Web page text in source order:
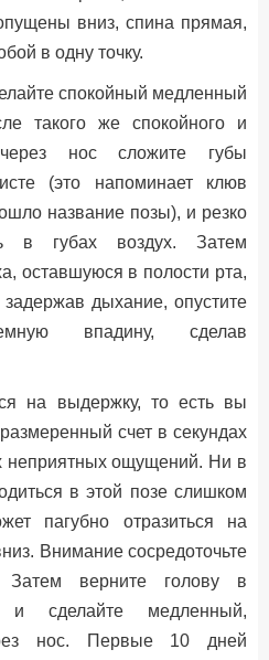
вниз, спина прямая,
в одну точку.
спокойный медленный
такого же спокойного и
нос сложите губы
(это напоминает клюв
название позы), и резко
в губах воздух. Затем
оставшуюся в полости рта,
задержав дыхание, опустите
впадину, сделав
на выдержку, то есть вы
счет в секундах
неприятных ощущений. Ни в
в этой позе слишком
пагубно отразиться на
Внимание сосредоточьте
верните голову в
и сделайте медленный,
нос. Первые 10 дней